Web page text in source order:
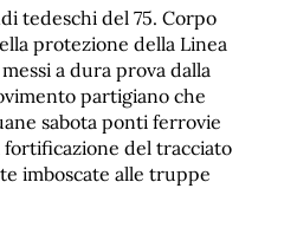
tedeschi del 75. Corpo
protezione della Linea
a dura prova dalla
partigiano che
sabota ponti ferrovie
del tracciato
imboscate alle truppe